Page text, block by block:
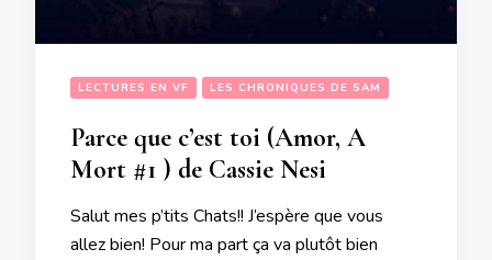
LECTURES EN VF LES CHRONIQUES DE SAM
Parce que c’est toi (Amor, A
Mort #1 ) de Cassie Nesi
Salut mes p’tits Chats!! J’espère que vous
allez bien! Pour ma part ça va plutôt bien